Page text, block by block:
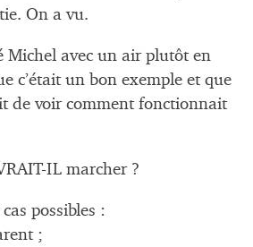
On a vu.
Michel avec un air plutôt en
c’était un bon exemple et que
de voir comment fonctionnait
IL marcher ?
possibles :
;